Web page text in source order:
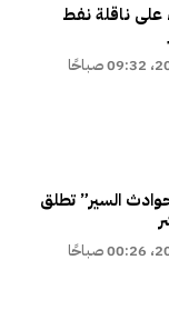
على ناقلة نفط
السير” تطلق